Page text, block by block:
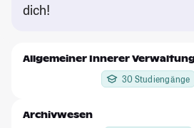
dich!
Allgemeiner Innerer
30 Studiengänge
Archivwesen